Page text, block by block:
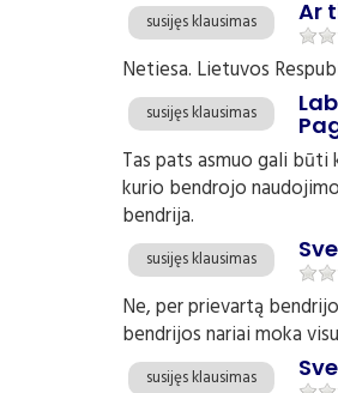
susijęs klausimas Ar
Netiesa. Lietuvos
susijęs klausimas
Tas pats asmuo gali
kurio bendrojo
bendrija.
susijęs klausimas
Ne, per prievartą
bendrijos nariai moka
susijęs klausimas